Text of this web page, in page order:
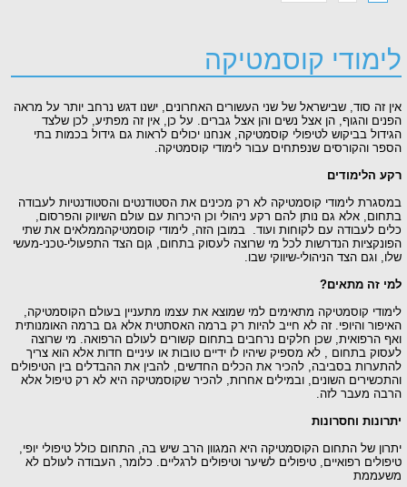
קוסמטיקה
זה סוד, שבישראל של שני העשורים האחרונים, ישנו דגש נרחב יותר על מראה
והגוף, הן אצל נשים והן אצל גברים. על כן, אין זה מפתיע, לכן שלצד
בביקוש לטיפולי קוסמטיקה, אנחנו יכולים לראות גם גידול בכמות בתי
והקורסים שנפתחים עבור לימודי קוסמטיקה.
הלימודים
לימודי קוסמטיקה לא רק מכינים את הסטודנטים והסטודנטיות לעבודה
אלא גם נותן להם רקע ניהולי וכן היכרות עם עולם השיווק והפרסום,
לעבודה עם לקוחות ועוד. במובן הזה, לימודי קוסמטיקהממלאים את שתי
הנדרשות לכל מי שרוצה לעסוק בתחום, גןם הצד התפעולי-טכני-מעשי
וגם הצד הניהולי-שיווקי שבו.
זה מתאים?
קוסמטיקה מתאימים למי שמוצא את עצמו מתעניין בעולם הקוסמטיקה,
והיופי. זה לא חייב להיות רק ברמה האסתטית אלא גם ברמה האומנותית
הרפואית, שכן חלקים נרחבים בתחום קשורים לעולם הרפואה. מי שרוצה
בתחום , לא מספיק שיהיו לו ידיים טובות או עיניים חדות אלא הוא צריך
בסביבה, להכיר את הכלים החדשים, להבין את ההבדלים בין הטיפולים
השונים, ובמילים אחרות, להכיר שקוסמטיקה היא לא רק טיפול אלא
מעבר לזה.
וחסרונות
של התחום הקוסמטיקה היא המגוון הרב שיש בה, התחום כולל טיפולי יופי,
רפואיים, טיפולים לשיער וטיפולים לרגליים. כלומר, העבודה לעולם לא